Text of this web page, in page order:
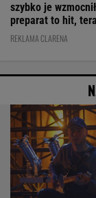
szybko je
preparat to hit,
świetnej cenie
REKLAMA CLARENA